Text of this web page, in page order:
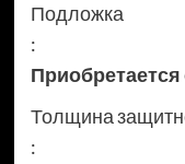
Подложка
:
Толщина
: